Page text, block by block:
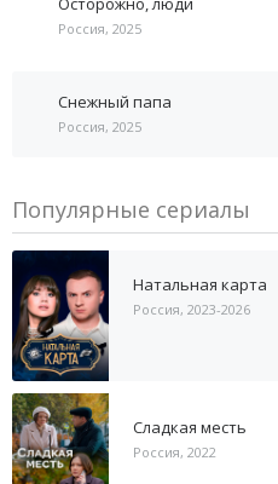
Россия, 2025
Снежный папа
Россия, 2025
Популярные сериалы
Натальная карта
Россия, 2023-2026
Сладкая месть
Россия, 2022